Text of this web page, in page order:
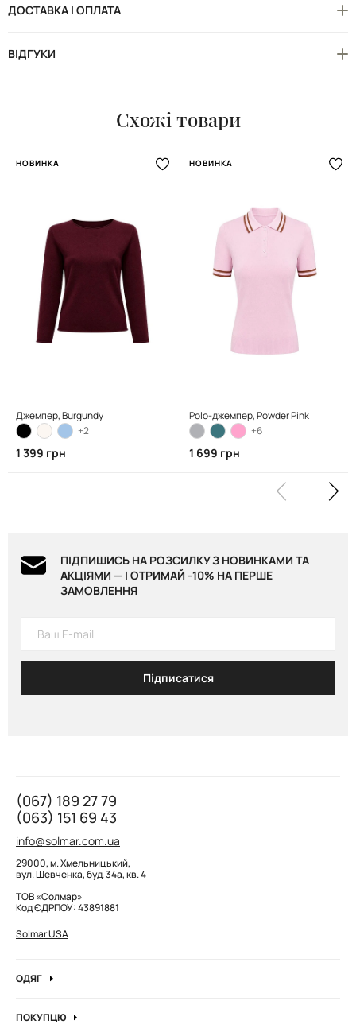
ДОСТАВКА І ОПЛАТА
ВІДГУКИ
Схожі товари
НОВИНКА
Джемпер, Burgundy
+2
1 399 грн
НОВИНКА
Polo-джемпер, Powder Pink
+6
1 699 грн
ПІДПИШИСЬ НА РОЗСИЛКУ З НОВИНКАМИ ТА
АКЦІЯМИ — І ОТРИМАЙ -10% НА ПЕРШЕ
ЗАМОВЛЕННЯ
Підписатися
(067) 189 27 79
(063) 151 69 43
info@solmar.com.ua
29000, м. Хмельницький,
вул. Шевченка, буд. 34а, кв. 4
ТОВ «Солмар»
Код ЄДРПОУ: 43891881
Solmar USA
ОДЯГ
Кофти та джемпера
ПОКУПЦЮ